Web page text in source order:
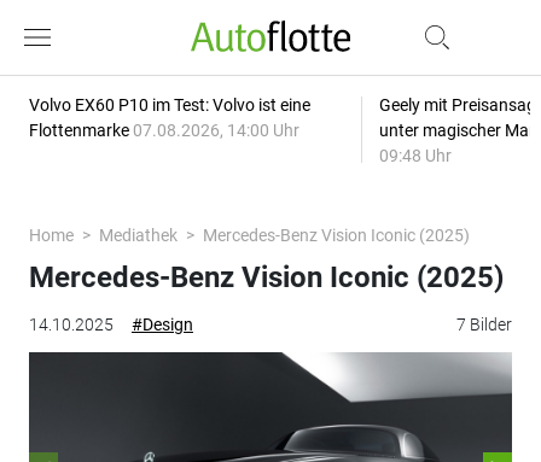
Volvo EX60 P10 im Test: Volvo ist eine
Flottenmarke 07.08.2026, 14:00 Uhr
Geely mit
unter magischer
09:48 Uhr
Home Mediathek Mercedes-Benz Vision Iconic (2025)
14.10.2025 #Design 7 Bilder
Mercedes-Benz Vision Iconic (2025)